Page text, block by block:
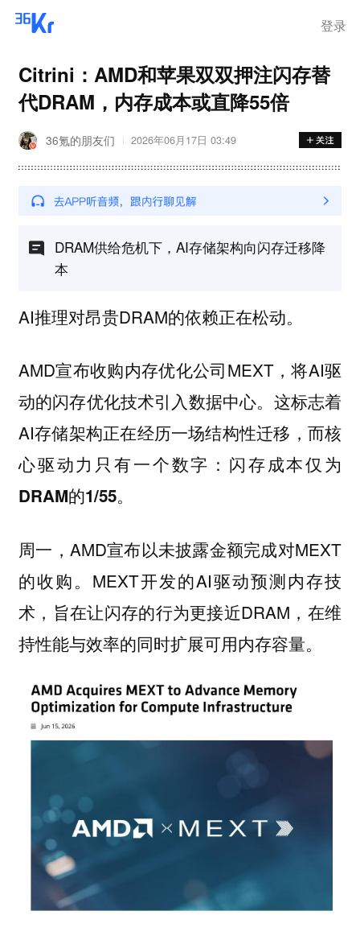
登录
Citrini：AMD和苹果双双押注闪存替
代DRAM，内存成本或直降55倍
36氪的朋友们 2026年06月17日 03:49
DRAM供给危机下，AI存储架构向闪存迁移降
本
AI推理对昂贵DRAM的依赖正在松动。
AMD宣布收购内存优化公司MEXT，将AI驱
动的闪存优化技术引入数据中心。这标志着
AI存储架构正在经历一场结构性迁移，而核
心驱动力只有一个数字： 闪存成本仅为
DRAM的1/55。
周一，AMD宣布以未披露金额完成对MEXT
的收购。MEXT开发的AI驱动预测内存技
术，旨在让闪存的行为更接近DRAM，在维
持性能与效率的同时扩展可用内存容量。